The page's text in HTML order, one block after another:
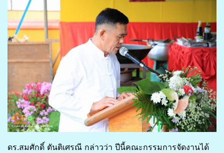
ดร.สมศักดิ์ ตันติเศรณี กล่าวว่า ปีนี้คณะกรรมการจัดงานได้